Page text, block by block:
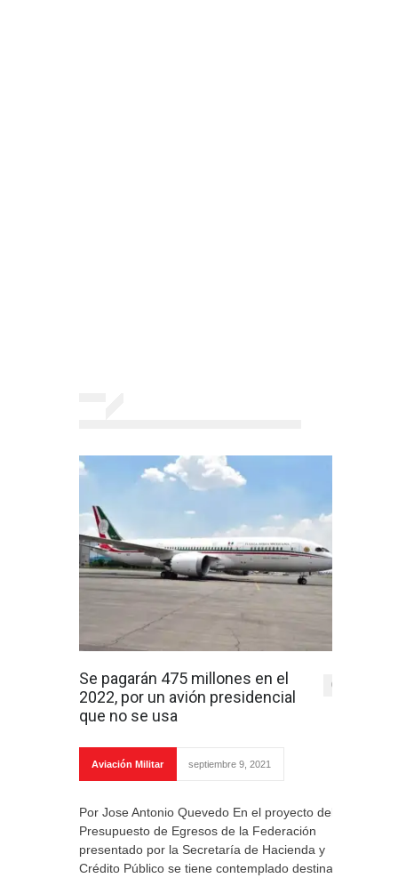
Se pagarán 475 millones en el
2022, por un avión presidencial
que no se usa
0
Aviación Militar septiembre 9, 2021
Por Jose Antonio Quevedo En el proyecto del
Presupuesto de Egresos de la Federación
presentado por la Secretaría de Hacienda y
Crédito Público se tiene contemplado destinar